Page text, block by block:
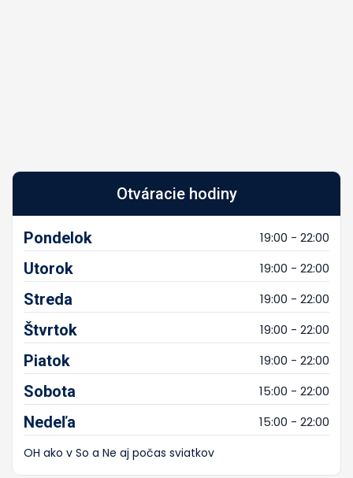
Otváracie hodiny
Pondelok 19:00 - 22:00
Utorok 19:00 - 22:00
Streda 19:00 - 22:00
Štvrtok 19:00 - 22:00
Piatok 19:00 - 22:00
Sobota 15:00 - 22:00
Nedeľa 15:00 - 22:00
OH ako v So a Ne aj počas sviatkov